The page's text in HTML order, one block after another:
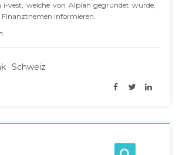
vest, welche von Alpian gegründet wurde,
Finanzthemen informieren.
Schweiz